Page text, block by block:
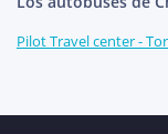
Pilot Travel center -